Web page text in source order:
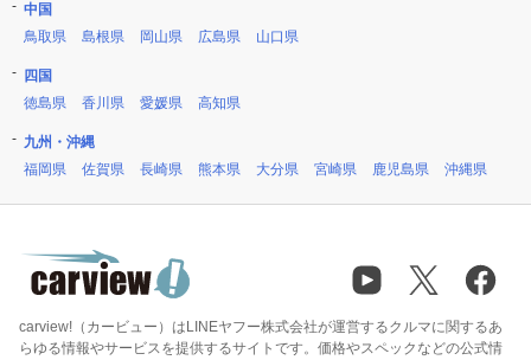
中国
鳥取県
島根県 岡山県 広島県 山口県
四国
徳島県
香川県 愛媛県 高知県
九州・沖縄
福岡県
佐賀県 長崎県 熊本県 大分県 宮崎県 鹿児島県 沖縄県
carview!（カービュー）はLINEヤフー株式会社が運営するクルマに関するあ
らゆる情報やサービスを提供するサイトです。価格やスペックなどの公式情